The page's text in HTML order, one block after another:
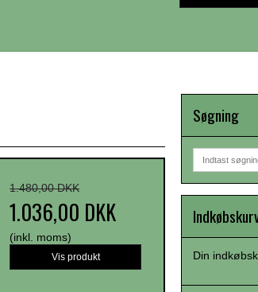
1.480,00 DKK
1.036,00 DKK
(inkl. moms)
Vis produkt
Søgning
Din